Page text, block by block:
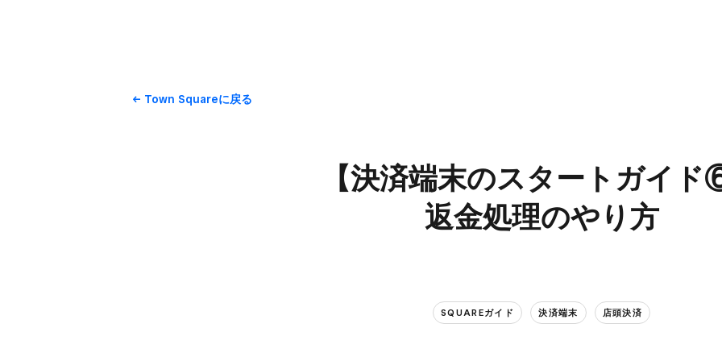
Town Squareに​戻る
【決済端末の​スタートガイ
返金処理の​やり方
SQUAREガイド 決済端末 店頭決済